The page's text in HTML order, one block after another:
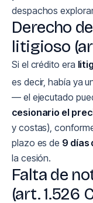
despachos
Derecho
litigioso
Si el crédito era
es decir, había ya
— el ejecutado
cesionario el
y costas),
plazo es de 9 días
la cesión.
Falta de
(art. 1.526